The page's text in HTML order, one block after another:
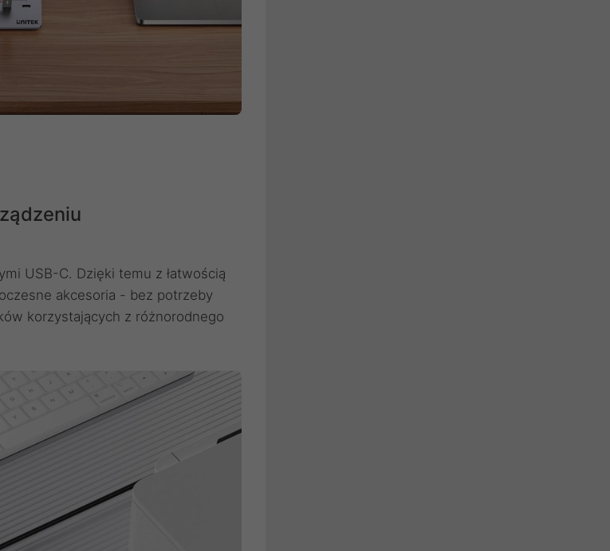
USB-C. Dzięki temu z łatwością
akcesoria - bez potrzeby
korzystających z różnorodnego